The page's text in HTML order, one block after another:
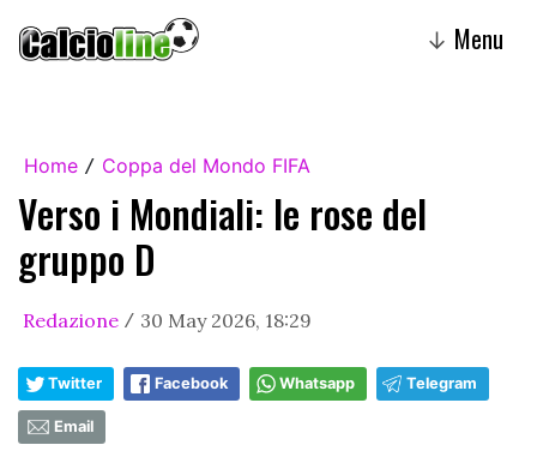
↓ Menu
Home / Coppa del Mondo FIFA
Verso i Mondiali: le rose del
gruppo D
Redazione / 30 May 2026, 18:29
Twitter Facebook Whatsapp Telegram
Email